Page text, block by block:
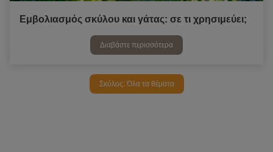
Διαβάστε περισσότερα
Εμβολιασμός σκύλου και γάτας: σε τι χρησιμεύει;
Σκύλος: Όλα τα θέματα